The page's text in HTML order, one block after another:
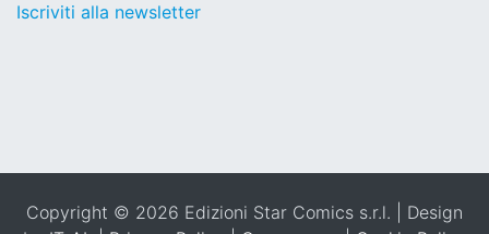
Iscriviti alla newsletter
Copyright © 2026 Edizioni Star Comics s.r.l. | Design